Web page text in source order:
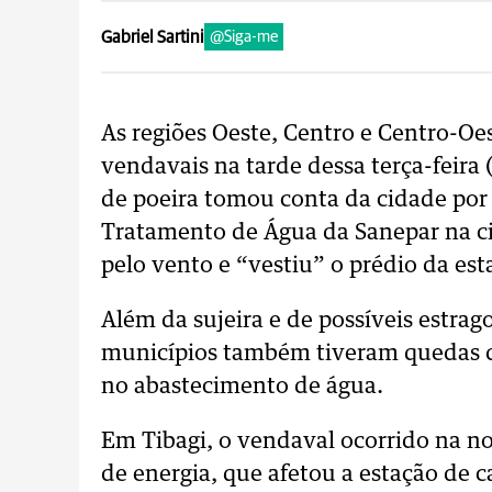
Gabriel Sartini @Siga-me
As regiões Oeste, Centro e Centro-
vendavais na tarde dessa terça-feira
de poeira tomou conta da cidade
Tratamento de Água da Sanepar na
pelo vento e “vestiu” o prédio da
Além da sujeira e de possíveis
municípios também tiveram quedas
no abastecimento de água.
Em Tibagi, o vendaval ocorrido na
de energia, que afetou a estação de